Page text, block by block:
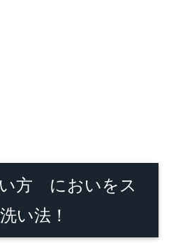
方 においをス
い法！